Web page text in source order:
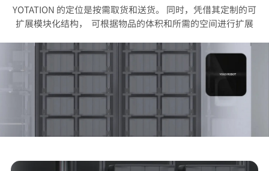
YOTATION 的定位是按需取货和送货。 同时，凭借其定制的可
扩展模块化结构，
可根据物品的体积和所需的空间进行扩展